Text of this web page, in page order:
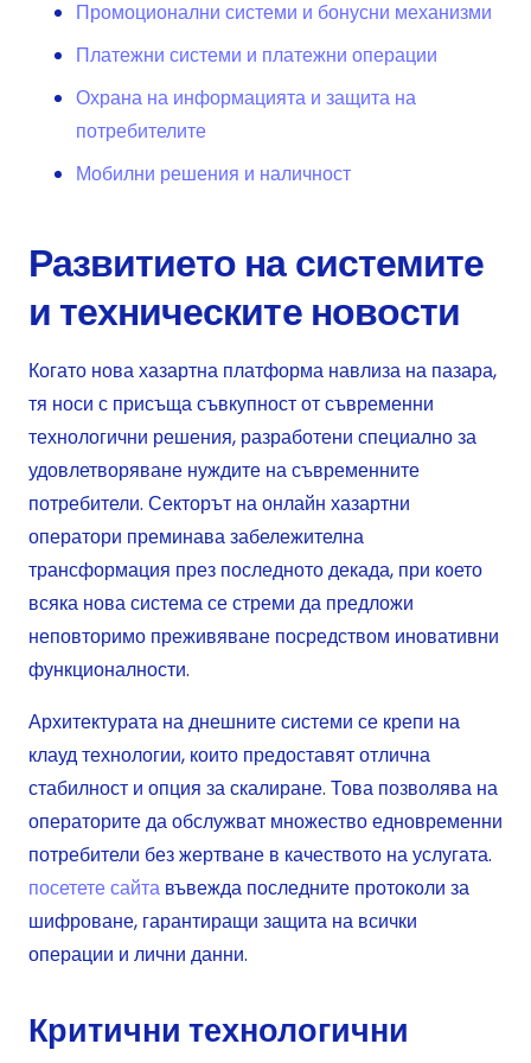
Промоционални системи и бонусни механизми
Платежни системи и платежни операции
Охрана на информацията и защита на
потребителите
Мобилни решения и наличност
Развитието на системите
и техническите новости
Когато нова хазартна платформа навлиза на пазара,
тя носи с присъща съвкупност от съвременни
технологични решения, разработени специално за
удовлетворяване нуждите на съвременните
потребители. Секторът на онлайн хазартни
оператори преминава забележителна
трансформация през последното декада, при което
всяка нова система се стреми да предложи
неповторимо преживяване посредством иновативни
функционалности.
Архитектурата на днешните системи се крепи на
клауд технологии, които предоставят отлична
стабилност и опция за скалиране. Това позволява на
операторите да обслужват множество едновременни
потребители без жертване в качеството на услугата.
посетете сайта въвежда последните протоколи за
шифроване, гарантиращи защита на всички
операции и лични данни.
Критични технологични